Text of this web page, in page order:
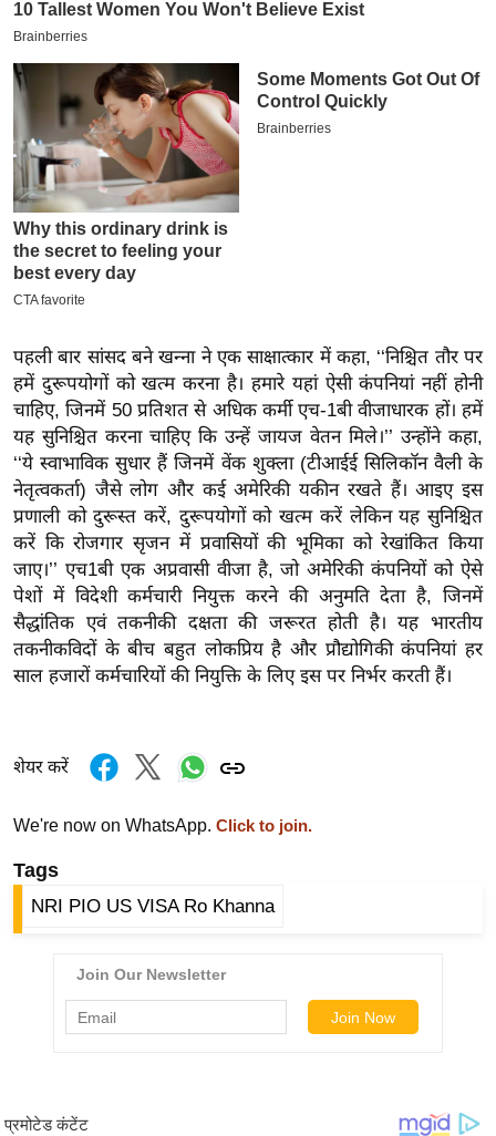
2
0
क्रा
इ
म
ई
-
पे
मि
सा
ल
बे
मि
सा
ल
श
ख्सि
य
ग
डि
सा
हि
व
पहली बार सांसद बने खन्ना ने एक साक्षात्कार में कहा, ‘‘निश्चित तौर पर
हमें दुरूपयोगों को खत्म करना है। हमारे यहां ऐसी कंपनियां नहीं होनी
चाहिए, जिनमें 50 प्रतिशत से अधिक कर्मी एच-1बी वीजाधारक हों। हमें
यह सुनिश्चित करना चाहिए कि उन्हें जायज वेतन मिले।’’ उन्होंने कहा,
‘‘ये स्वाभाविक सुधार हैं जिनमें वेंक शुक्ला (टीआईई सिलिकॉन वैली के
नेतृत्वकर्ता) जैसे लोग और कई अमेरिकी यकीन रखते हैं। आइए इस
प्रणाली को दुरूस्त करें, दुरूपयोगों को खत्म करें लेकिन यह सुनिश्चित
करें कि रोजगार सृजन में प्रवासियों की भूमिका को रेखांकित किया
जाए।’’ एच1बी एक अप्रवासी वीजा है, जो अमेरिकी कंपनियों को ऐसे
पेशों में विदेशी कर्मचारी नियुक्त करने की अनुमति देता है, जिनमें
सैद्धांतिक एवं तकनीकी दक्षता की जरूरत होती है। यह भारतीय
तकनीकविदों के बीच बहुत लोकप्रिय है और प्रौद्योगिकी कंपनियां हर
साल हजारों कर्मचारियों की नियुक्ति के लिए इस पर निर्भर करती हैं।
शेयर करें
We're now on WhatsApp. Click to join.
Tags
NRI PIO US VISA Ro Khanna